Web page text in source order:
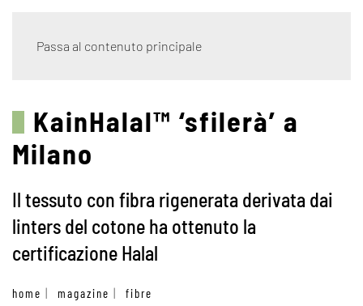
Passa al contenuto principale
KainHalal™ ‘sfilerà’ a
Milano
Il tessuto con fibra rigenerata derivata dai
linters del cotone ha ottenuto la
certificazione Halal
home magazine fibre